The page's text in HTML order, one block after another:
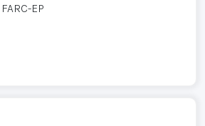
EP